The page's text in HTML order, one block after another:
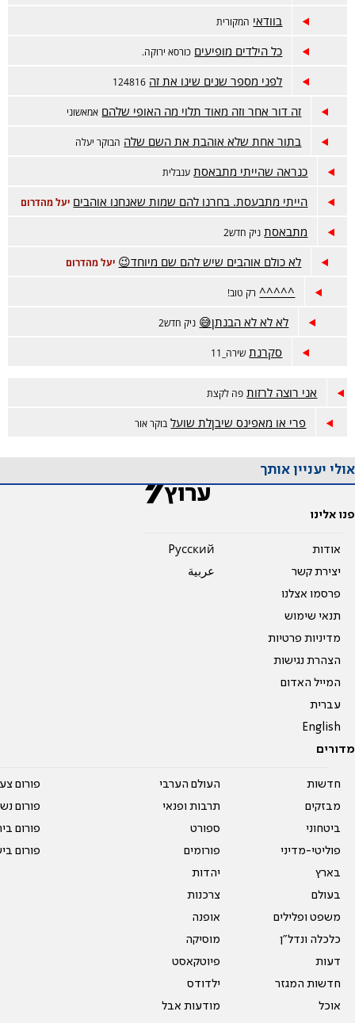
בוודאי המקורית
כל הילדים מופיעים כורסא ירוקה.
לפני מספר שנים שינו את זה 124816
זה דור אחר וזה מאוד תלוי מה האופי שלהם אמאשוני
בתור אחת שלא אוהבת את השם שלה הבוקר יעלה
כנראה שהייתי מתבאסת ענבלית
הייתי מתבעסת. בחרנו להם שמות שאנחנו אוהבים יעל מהדרום
מתבאסת ניק חדש2
לא כולם אוהבים שיש להם שם מיוחד😉 יעל מהדרום
^^^^^ רק טוב!
לא לא לא הבנתן😅 ניק חדש2
סקרנת שירה_11
אני רוצה לרזות פה לקצת
פרי או מאפינס שיבןלת שועל בוקר אור
אולי יעניין אותך
פנו אלינו
אודות
יצירת קשר
פרסמו אצלנו
תנאי שימוש
מדיניות פרטיות
הצהרת נגישות
המייל האדום
עברית
English
Pусский
عربية
מדורים
חדשות
מבזקים
ביטחוני
פוליטי-מדיני
בארץ
בעולם
משפט ופלילים
כלכלה ונדל"ן
דעות
חדשות המגזר
אוכל
העולם הערבי
תרבות ופנאי
ספורט
פורומים
יהדות
צרכנות
אופנה
מוסיקה
פיוטקאסט
ילדודס
מודעות אבל
פורום
פורום
פורום
פורום